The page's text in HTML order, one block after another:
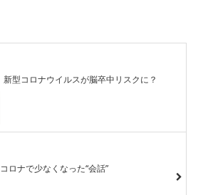
新型コロナウイルスが脳卒中リスクに？
コロナで少なくなった“会話”